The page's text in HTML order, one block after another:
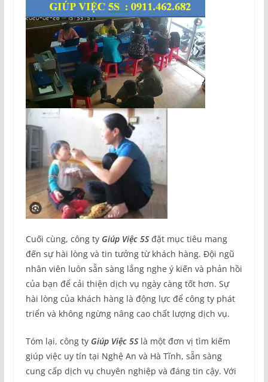
Cuối cùng, công ty Giúp Việc 5Sđặt mục tiêu mang
đến sự hài lòng và tin tưởng từ khách hàng. Đội ngũ
nhân viên luôn sẵn sàng lắng nghe ý kiến và phản hồi
của bạn để cải thiện dịch vụ ngày càng tốt hơn. Sự
hài lòng của khách hàng là động lực để công ty phát
triển và không ngừng nâng cao chất lượng dịch vụ.
Tóm lại, công ty Giúp Việc 5Slà một đơn vị tìm kiếm
giúp việc uy tín tại Nghệ An và Hà Tĩnh, sẵn sàng
cung cấp dịch vụ chuyên nghiệp và đáng tin cậy. Với